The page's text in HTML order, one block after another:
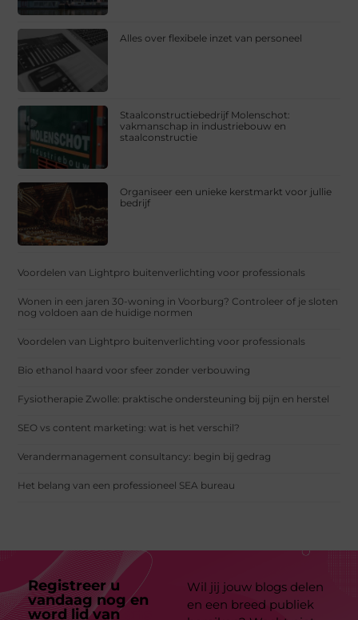
Alles over flexibele inzet van personeel
Staalconstructiebedrijf Molenschot:
vakmanschap in industriebouw en
staalconstructie
Organiseer een unieke kerstmarkt voor jullie
bedrijf
Voordelen van Lightpro buitenverlichting voor professionals
Wonen in een jaren 30-woning in Voorburg? Controleer of je sloten
nog voldoen aan de huidige normen
Voordelen van Lightpro buitenverlichting voor professionals
Bio ethanol haard voor sfeer zonder verbouwing
Fysiotherapie Zwolle: praktische ondersteuning bij pijn en herstel
SEO vs content marketing: wat is het verschil?
Verandermanagement consultancy: begin bij gedrag
Het belang van een professioneel SEA bureau
Registreer u
vandaag nog en
word lid van
Wil jij jouw blogs delen
en een breed publiek